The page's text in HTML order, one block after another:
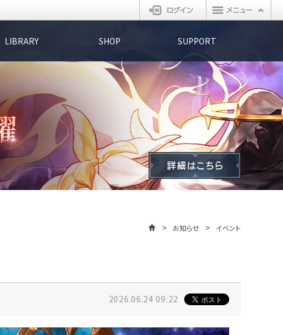
ログイン
LIBRARY SHOP SUPPORT
お知らせ イベント
2026.06.24 09:22